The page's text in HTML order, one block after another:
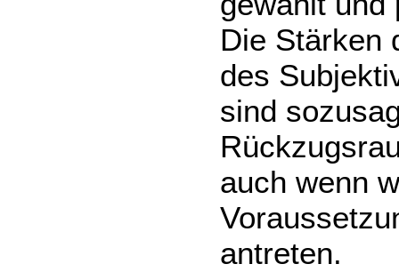
Die Stärken
des
sind
auch wenn
antreten.